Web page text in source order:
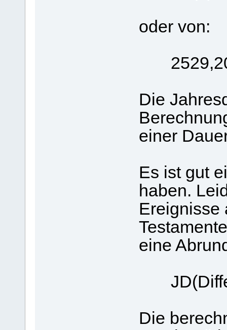
oder von:
Die
einer
Es ist gut
haben.
Ereignisse
eine
Die